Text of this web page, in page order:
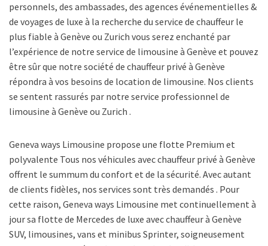
personnels, des ambassades, des agences événementielles &
de voyages de luxe à la recherche du service de chauffeur le
plus fiable à Genève ou Zurich vous serez enchanté par
l’expérience de notre service de limousine à Genève et pouvez
être sûr que notre société de chauffeur privé à Genève
répondra à vos besoins de location de limousine. Nos clients
se sentent rassurés par notre service professionnel de
limousine à Genève ou Zurich .
Geneva ways Limousine propose une flotte Premium et
polyvalente Tous nos véhicules avec chauffeur privé à Genève
offrent le summum du confort et de la sécurité. Avec autant
de clients fidèles, nos services sont très demandés . Pour
cette raison, Geneva ways Limousine met continuellement à
jour sa flotte de Mercedes de luxe avec chauffeur à Genève
SUV, limousines, vans et minibus Sprinter, soigneusement